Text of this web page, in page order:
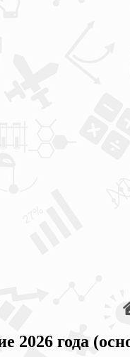
2026 года